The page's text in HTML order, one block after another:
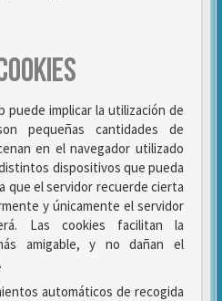
puede implicar la utilización de
pequeñas cantidades de
en el navegador utilizado
dispositivos que pueda
que el servidor recuerde cierta
y únicamente el servidor
Las cookies facilitan la
amigable, y no dañan el
automáticos de recogida